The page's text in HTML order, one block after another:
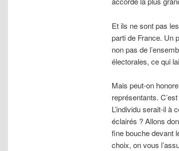
Et ils ne sont pas
parti de France. Un
non pas de
électorales, ce qui
Mais peut-on
représentants.
L’individu serait-il à
éclairés ? Allons
fine bouche devant
choix, on vous